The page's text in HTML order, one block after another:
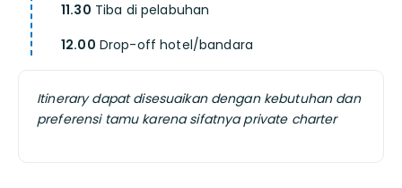
11.30 Tiba di pelabuhan
12.00 Drop-off hotel/bandara
Itinerary dapat disesuaikan dengan kebutuhan dan
preferensi tamu karena sifatnya private charter